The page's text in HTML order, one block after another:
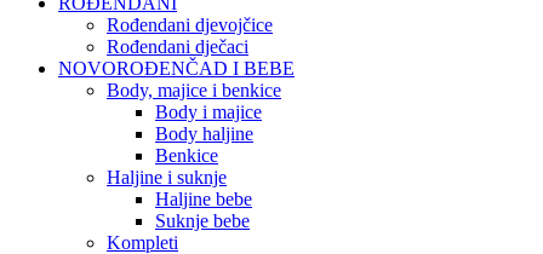
Rođendani djevojčice
Rođendani dječaci
NOVOROĐENČAD I BEBE
Body, majice i benkice
Body i majice
Body haljine
Benkice
Haljine i suknje
Haljine bebe
Suknje bebe
Kompleti